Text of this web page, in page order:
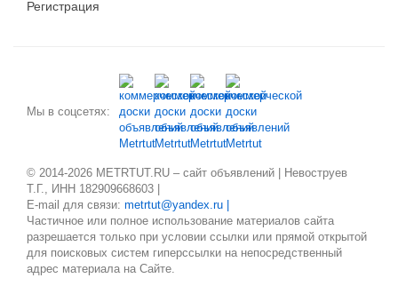
Курганская область
Липецкая область
Магаданская область
Марий Эл
Москва
Московская область
Мурманская область
Ненецкий АО
Нижегородская область
Регистрация
Мы в соцсетях:
© 2014-2026 METRTUT.RU – сайт объявлений | Невоструев
Т.Г., ИНН 182909668603 |
E-mail для связи: metrtut@yandex.ru |
Частичное или полное использование материалов сайта
разрешается только при условии ссылки или прямой открытой
для поисковых систем гиперссылки на непосредственный
адрес материала на Сайте.